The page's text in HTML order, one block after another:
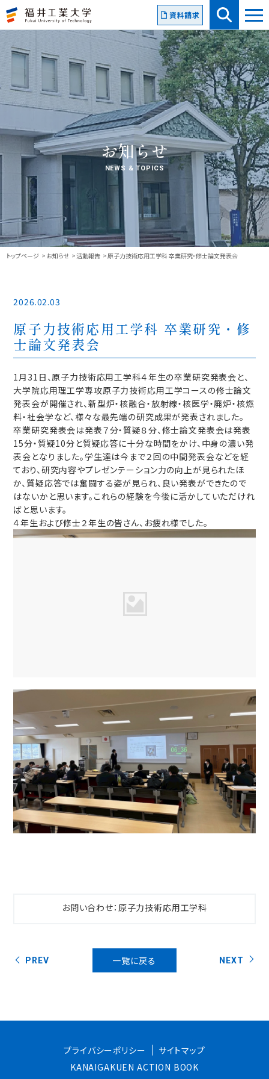
資料請求
お知らせ
NEWS & TOPICS
トップページ お知らせ 活動報告 原子力技術応用工学科 卒業研究・修士論文発表会
2026.02.03
原子力技術応用工学科 卒業研究・修
士論文発表会
1月31日、原子力技術応用工学科４年生の卒業研究発表会と、
大学院応用理工学専攻原子力技術応用工学コースの修士論文
発表会が開催され、新型炉・核融合・放射線・核医学・廃炉・核燃
料・社会学など、様々な最先端の研究成果が発表されました。
卒業研究発表会は発表７分・質疑８分、修士論文発表会は発表
15分・質疑10分と質疑応答に十分な時間をかけ、中身の濃い発
表会となりました。学生達は今まで２回の中間発表会などを経
ており、研究内容やプレゼンテーション力の向上が見られたほ
か、質疑応答では奮闘する姿が見られ、良い発表ができたので
はないかと思います。これらの経験を今後に活かしていただけれ
ばと思います。
４年生および修士２年生の皆さん、お疲れ様でした。
お問い合わせ：原子力技術応用工学科
PREV 一覧に戻る NEXT
プライバシーポリシー
サイトマップ
KANAIGAKUEN ACTION BOOK